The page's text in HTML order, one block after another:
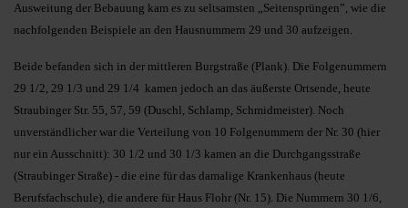
Ausweitung der Bebauung kam es zu seltsamsten „Seitensprüngen”, wie die
nachfolgenden Beispiele an den Hausnummern 29 und 30 aufzeigen.
Beide befanden sich in der mittleren Burgstraße (Plank). Die Folgenummern
29 1/2, 29 1/3 und 29 1/4 kamen jedoch an das äußerste Ortsende, heute
Straubinger Str. 55, 57, 59 (Duschl, Schlamp, Schmidmeister). Noch
unverständlicher war die Verteilung von 10 Folgenummern der Nr. 30 (hier
nur ein Ausschnitt): 30 1/2 und 30 1/3 kamen an die Durchgangsstraße
(Straubinger Straße) - die eine für das damalige Krankenhaus (heute
Berufsfachschule), die andere für Haus Flohr (Nr. 15). Die Nummern 30 1/6,